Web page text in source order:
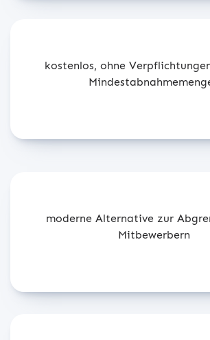
kostenlos, ohne
moderne Alternative zur
Mitbewerbern